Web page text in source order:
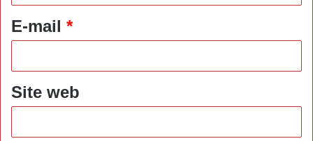
*
E-mail *
Site web